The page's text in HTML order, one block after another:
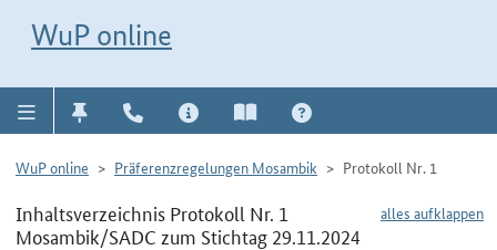
WuP online
WuP online Präferenzregelungen Mosambik Protokoll Nr. 1
alles aufklappen
Inhaltsverzeichnis Protokoll Nr. 1
Mosambik/SADC zum Stichtag 29.11.2024